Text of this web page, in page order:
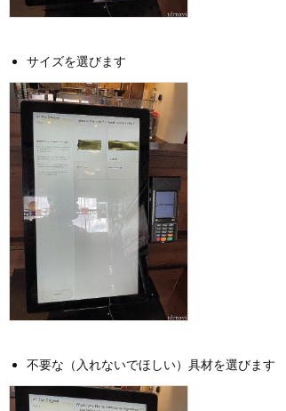
サイズを選びます
不要な（入れないでほしい）具材を選びます